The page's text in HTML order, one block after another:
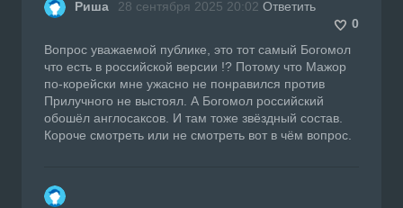
Риша 28 сентября 2025 20:02 Ответить
0
Вопрос уважаемой публике, это тот самый Богомол
что есть в российской версии !? Потому что Мажор
по-корейски мне ужасно не понравился против
Прилучного не выстоял. А Богомол российский
обошёл англосаксов. И там тоже звёздный состав.
Короче смотреть или не смотреть вот в чём вопрос.